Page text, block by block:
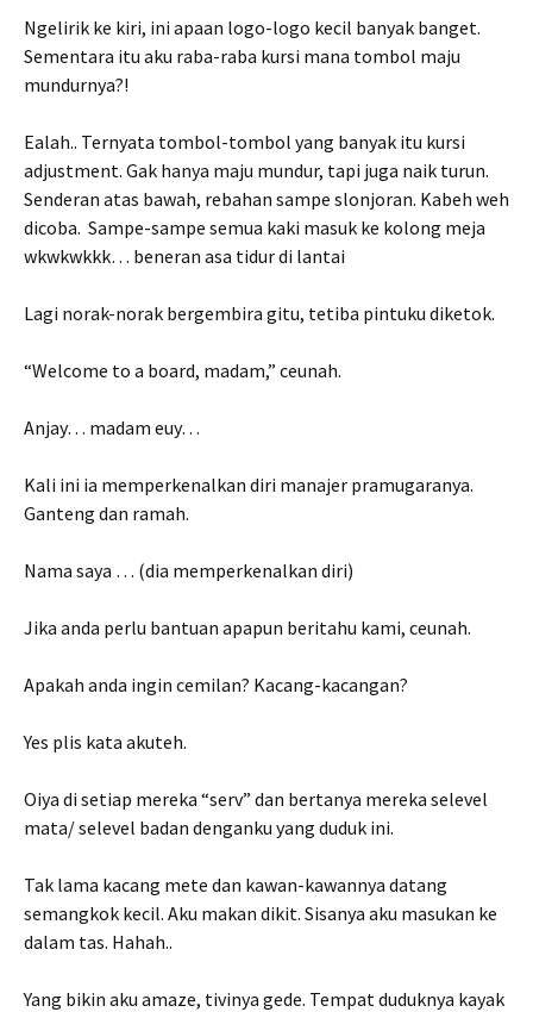
Ngelirik ke kiri, ini apaan logo-logo kecil banyak banget.
Sementara itu aku raba-raba kursi mana tombol maju
mundurnya?!
Ealah.. Ternyata tombol-tombol yang banyak itu kursi
adjustment. Gak hanya maju mundur, tapi juga naik turun.
Senderan atas bawah, rebahan sampe slonjoran. Kabeh weh
dicoba. Sampe-sampe semua kaki masuk ke kolong meja
wkwkwkkk… beneran asa tidur di lantai
Lagi norak-norak bergembira gitu, tetiba pintuku diketok.
“Welcome to a board, madam,” ceunah.
Anjay… madam euy…
Kali ini ia memperkenalkan diri manajer pramugaranya.
Ganteng dan ramah.
Nama saya … (dia memperkenalkan diri)
Jika anda perlu bantuan apapun beritahu kami, ceunah.
Apakah anda ingin cemilan? Kacang-kacangan?
Yes plis kata akuteh.
Oiya di setiap mereka “serv” dan bertanya mereka selevel
mata/ selevel badan denganku yang duduk ini.
Tak lama kacang mete dan kawan-kawannya datang
semangkok kecil. Aku makan dikit. Sisanya aku masukan ke
dalam tas. Hahah..
Yang bikin aku amaze, tivinya gede. Tempat duduknya kayak